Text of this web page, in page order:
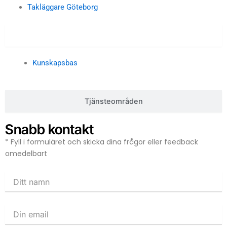
Takläggare Göteborg
Tjänsteområden
Kunskapsbas
Snabb kontakt
* Fyll i formuläret och skicka dina frågor eller feedback
omedelbart